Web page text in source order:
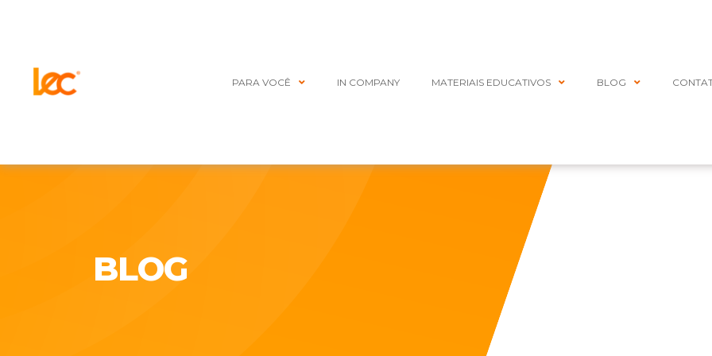
PARA VOCÊ IN COMPANY MATERIAIS EDUCATIVOS BLOG
BLOG